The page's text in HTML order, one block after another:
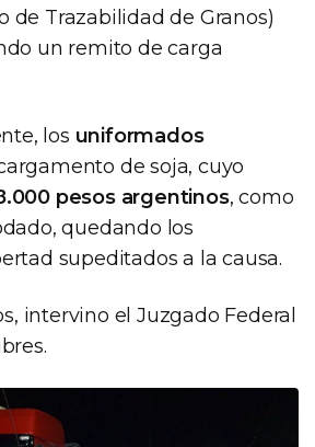
de Trazabilidad de Granos)
un remito de carga
los uniformados
de soja, cuyo
pesos argentinos, como
quedando los
supeditados a la causa.
intervino el Juzgado Federal